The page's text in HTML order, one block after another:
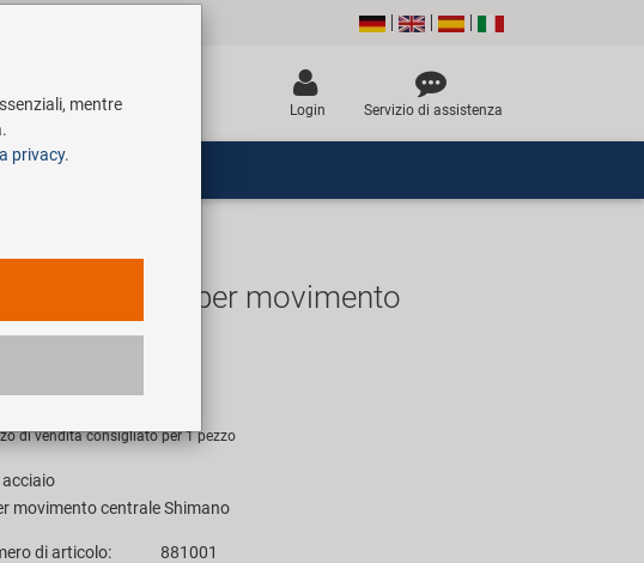
Login Servizio di assistenza
WAVE Chiave per movimento
EUR
di vendita consigliato per 1 pezzo
acciaio
movimento centrale Shimano
di articolo:
881001
mentre
privacy.